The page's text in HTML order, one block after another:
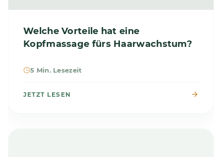
Welche Vorteile hat eine
Kopfmassage fürs Haarwachstum?
5 Min. Lesezeit
JETZT LESEN